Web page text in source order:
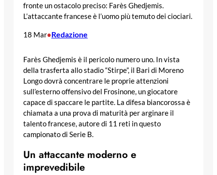
fronte un ostacolo preciso: Farès Ghedjemis.
L’attaccante francese è l’uomo più temuto dei ciociari.
18 Mar•Redazione
Farès Ghedjemis è il pericolo numero uno. In vista
della trasferta allo stadio “Stirpe”, il Bari di Moreno
Longo dovrà concentrare le proprie attenzioni
sull’esterno offensivo del Frosinone, un giocatore
capace di spaccare le partite. La difesa biancorossa è
chiamata a una prova di maturità per arginare il
talento francese, autore di 11 reti in questo
campionato di Serie B.
Un attaccante moderno e
imprevedibile